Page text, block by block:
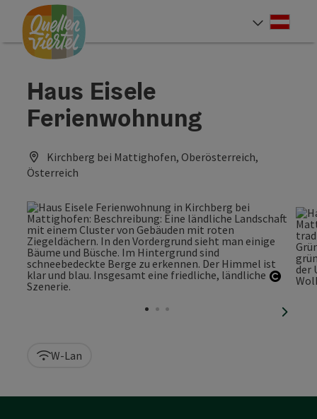
Zum Inhalt
Zur Navigation
Zum Seitenanfang
Haus Eisele
Ferienwohnung
Kirchberg bei Mattighofen, Oberösterreich,
Österreich
W-Lan